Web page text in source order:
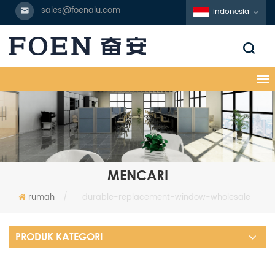
sales@foenalu.com Indonesia
MENCARI
rumah / durable-replacement-window-wholesale
PRODUK KATEGORI